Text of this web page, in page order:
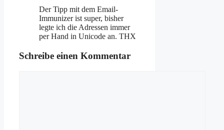
Der Tipp mit dem Email-
Immunizer ist super, bisher
legte ich die Adressen immer
per Hand in Unicode an. THX
Schreibe einen Kommentar